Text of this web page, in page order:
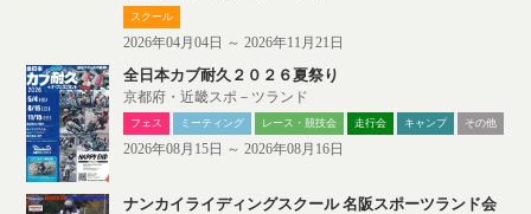
スクール
2026年04月04日 ～ 2026年11月21日
全日本カブ耐久２０２６夏祭り
京都府・近畿スポ－ツランド
フェス ミーティング レース・競技会 走行会 キャンプ その他
2026年08月15日 ～ 2026年08月16日
ナンカイライディングスクール 名阪スポーツランド会